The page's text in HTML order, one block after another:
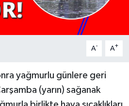
A- A+
yağmurlu günlere geri
(yarın) sağanak